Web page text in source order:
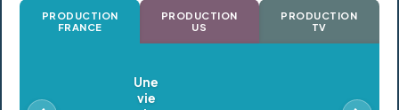
PRODUCTION
FRANCE
PRODUCTION
US
PRODUCTION
TV
Oldeupe
En postproduction